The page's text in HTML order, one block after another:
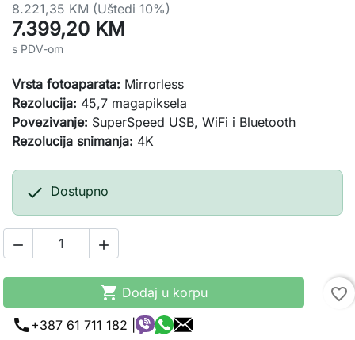
8.221,35 KM (Uštedi 10%)
7.399,20 KM
s PDV-om
Vrsta fotoaparata: Mirrorless
Rezolucija: 45,7 magapiksela
Povezivanje: SuperSpeed USB, WiFi i Bluetooth
Rezolucija snimanja: 4K
 Dostupno
 
 Dodaj u korpu
favorite_border
call +387 61 711 182 |